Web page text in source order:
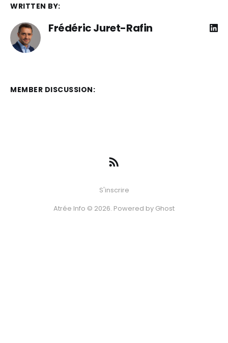
WRITTEN BY:
Frédéric Juret-Rafin
MEMBER DISCUSSION:
S'inscrire
Atrée Info © 2026. Powered by Ghost